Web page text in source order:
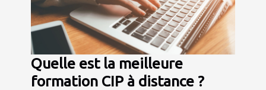
Quelle est la meilleure
formation CIP à distance ?